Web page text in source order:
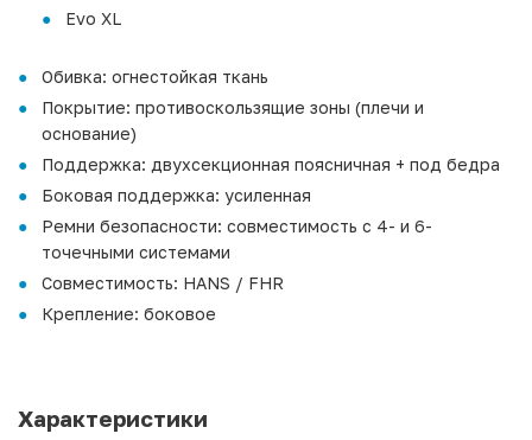
Evo XL
Обивка: огнестойкая ткань
Покрытие: противоскользящие зоны (плечи и
основание)
Поддержка: двухсекционная поясничная + под бедра
Боковая поддержка: усиленная
Ремни безопасности: совместимость с 4- и 6-
точечными системами
Совместимость: HANS / FHR
Крепление: боковое
Характеристики